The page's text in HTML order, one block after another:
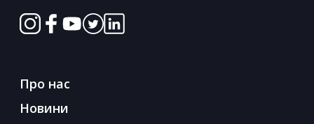
Про нас
Новини